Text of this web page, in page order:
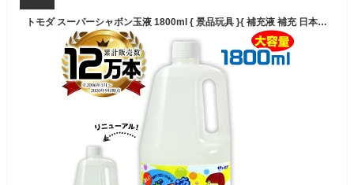
トモダ スーパーシャボン玉液 1800ml { 景品玩具 }{ 補充液 補充 日本製 シャボン液 しゃぼん玉液 しゃぼん液 バブルアート 1．8リットル 大量 大容量 人気 }275 {配送区分D}